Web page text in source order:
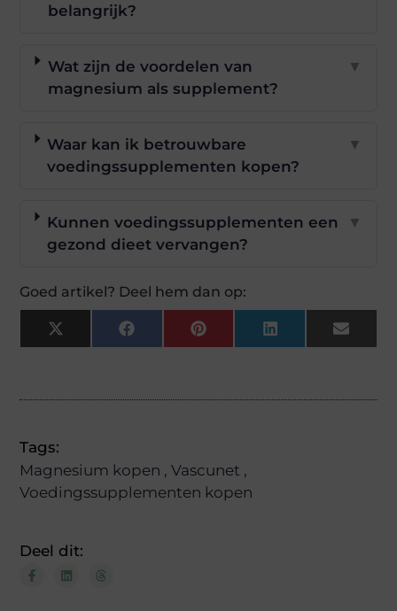
belangrijk?
Wat zijn de voordelen van
magnesium als supplement?
▼
Waar kan ik betrouwbare
voedingssupplementen kopen?
▼
Kunnen voedingssupplementen een
gezond dieet vervangen?
▼
Goed artikel? Deel hem dan op:
X
(Twitter)
FacebookPinterestLinkedInEmail
Tags:
Magnesium kopen ,Vascunet ,
Voedingssupplementen kopen
Deel dit: